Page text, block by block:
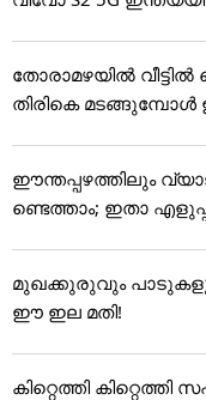
തോരാമഴയിൽ
തിരികെ
ഈന്തപ്പഴത്തിലും
ണ്ടെത്താം; ഇതാ
മുഖക്കുരുവും പാടുകളും
ഈ ഇല മതി!
കിറ്റെത്തി